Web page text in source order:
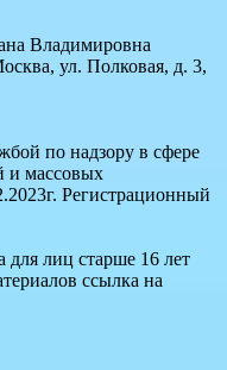
Владимировна
ул. Полковая, д. 3,
по надзору в сфере
и массовых
Регистрационный
для лиц старше 16 лет
ссылка на